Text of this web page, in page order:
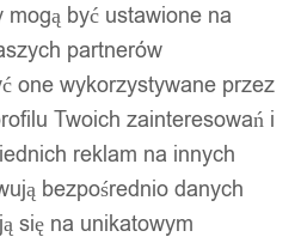
na kółkach
laptop abs
38l
być ustawione na
partnerów
one wykorzystywane przez
Twoich zainteresowań i
reklam na innych
bezpośrednio danych
się na unikatowym